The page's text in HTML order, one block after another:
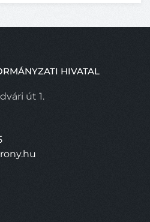
HIVATAL
út 1.